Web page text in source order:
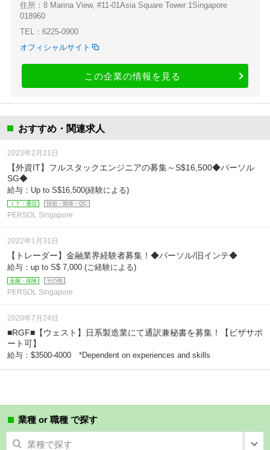
住所：8 Marina View, #11-01Asia Square Tower 1Singapore
018960
TEL：6225-0900
オフィシャルサイト
この企業の情報を見る
おすすめ・関連求人
【外資IT】フルスタックエンジニアの募集～S$16,500◆パーソル
SG◆
給与：Up to S$16,500(経験による)
ＩＴ・通信 技術・開発・QC
2023年2月21日
PERSOL Singapore
【トレーダー】金融業界経験者募集！◆パーソル/旧インテ◆
給与：up to S$ 7,000 (ご経験による)
金融・保険 その他
2022年1月31日
PERSOL Singapore
■RGF■【ウェスト】日系製造業にて通訳兼秘書を募集！【ビザサポ
ート可】
給与：$3500-4000 *Dependent on experiences and skills
2020年7月24日
業種 or 職種 で探す
業種で探す